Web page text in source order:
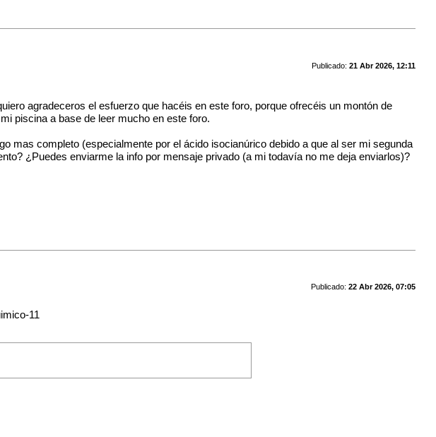
Publicado: 21 Abr 2026, 12:11
agradeceros el esfuerzo que hacéis en este foro, porque ofrecéis un montón de
piscina a base de leer mucho en este foro.
mas completo (especialmente por el ácido isocianúrico debido a que al ser mi segunda
¿Puedes enviarme la info por mensaje privado (a mi todavía no me deja enviarlos)?
Publicado: 22 Abr 2026, 07:05
11